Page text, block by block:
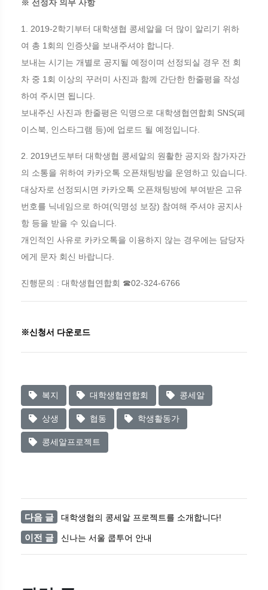
※ 선정자 의무 사항
1. 2019-2학기부터 대학생협 콩세알을 더 많이 알리기 위하
여 총 1회의 인증샷을 보내주셔야 합니다.
보내는 시기는 개별로 공지될 예정이며 선정되실 경우 전 회
차 중 1회 이상의 꾸러미 사진과 함께 간단한 한줄평을 작성
하여 주시면 됩니다.
보내주신 사진과 한줄평은 익명으로 대학생협연합회 SNS(페
이스북, 인스타그램 등)에 업로드 될 예정입니다.
2. 2019년도부터 대학생협 콩세알의 원활한 공지와 참가자간
의 소통을 위하여 카카오톡 오픈채팅방을 운영하고 있습니다.
대상자로 선정되시면 카카오톡 오픈채팅방에 부여받은 고유
번호를 닉네임으로 하여(익명성 보장) 참여해 주셔야 공지사
항 등을 받을 수 있습니다.
개인적인 사유로 카카오톡을 이용하지 않는 경우에는 담당자
에게 문자 회신 바랍니다.
진행문의 : 대학생협연합회 ☎02-324-6766
※신청서 다운로드
복지 대학생협연합회 콩세알
상생 협동 학생활동가
콩세알프로젝트
다음 글 대학생협의 콩세알 프로젝트를 소개합니다!
이전 글 신나는 서울 쿱투어 안내